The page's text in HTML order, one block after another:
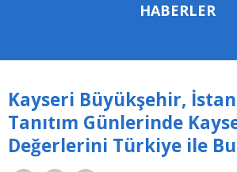
HABERLER
Kayseri Büyükşehir,
Tanıtım Günlerinde
Değerlerini Türkiye ile